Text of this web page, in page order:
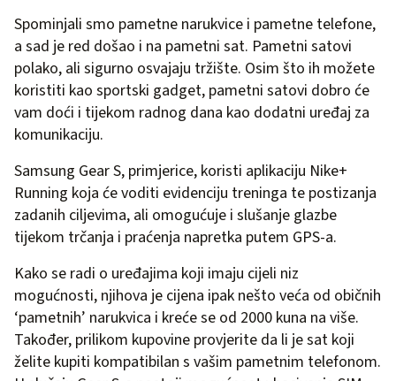
Spominjali smo pametne narukvice i pametne telefone,
a sad je red došao i na pametni sat. Pametni satovi
polako, ali sigurno osvajaju tržište. Osim što ih možete
koristiti kao sportski gadget, pametni satovi dobro će
vam doći i tijekom radnog dana kao dodatni uređaj za
komunikaciju.
Samsung Gear S, primjerice, koristi aplikaciju Nike+
Running koja će voditi evidenciju treninga te postizanja
zadanih ciljevima, ali omogućuje i slušanje glazbe
tijekom trčanja i praćenja napretka putem GPS-a.
Kako se radi o uređajima koji imaju cijeli niz
mogućnosti, njihova je cijena ipak nešto veća od običnih
‘pametnih’ narukvica i kreće se od 2000 kuna na više.
Također, prilikom kupovine provjerite da li je sat koji
želite kupiti kompatibilan s vašim pametnim telefonom.